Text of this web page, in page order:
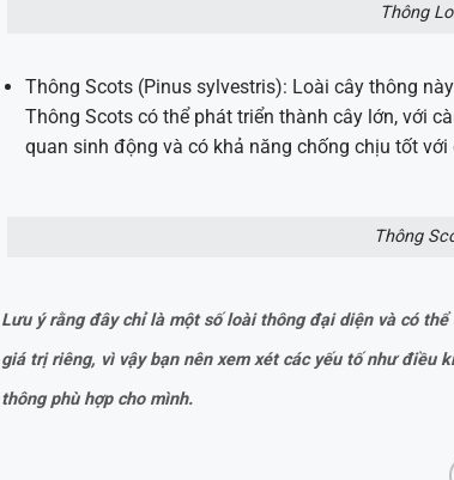
Thông
Thông Scots (Pinus sylvestris): Loài cây thông
Thông Scots có thể phát triển thành cây lớn, với
quan sinh động và có khả năng chống chịu tốt
Thông
Lưu ý rằng đây chỉ là một số loài thông đại diện và có
giá trị riêng, vì vậy bạn nên xem xét các yếu tố như điều
thông phù hợp cho mình.